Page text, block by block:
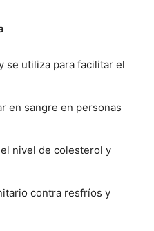
se utiliza para facilitar el
en sangre en personas
nivel de colesterol y
contra resfríos y